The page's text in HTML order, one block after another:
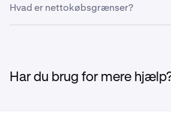
Hvad er nettokøbsgrænser?
nettokøbsgrænser på køb af visse
Har du brug for mere